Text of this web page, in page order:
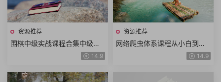
资源推荐
围棋中级实战课程合集中级棋
理基本定式骗招怪招变化解析
对杀技巧围棋布局围棋教室
14.9
资源推荐
网络爬虫体系课程从小白到高
手轻松搞定网络爬虫快速掌握
14.9